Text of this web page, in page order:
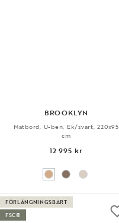
BROOKLYN
Matbord, U-ben, Ek/svart, 220x95
cm
12 995 kr
FÖRLÄNGNINGSBART
FSC®